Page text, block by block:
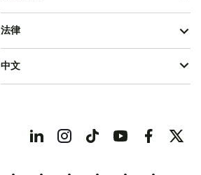
法律
中文